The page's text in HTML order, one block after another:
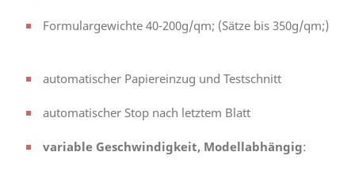
Formulargewichte 40-200g/qm; (Sätze bis 350g/qm;)
automatischer Papiereinzug und Testschnitt
automatischer Stop nach letztem Blatt
variable Geschwindigkeit, Modellabhängig: